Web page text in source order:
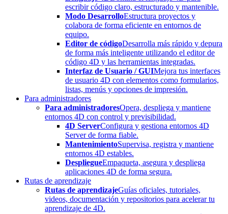
escribir código claro, estructurado y mantenible.
Modo DesarrolloEstructura proyectos y
colabora de forma eficiente en entornos de
equipo.
Editor de códigoDesarrolla más rápido y depura
de forma más inteligente utilizando el editor de
código 4D y las herramientas integradas.
Interfaz de Usuario / GUIMejora tus interfaces
de usuario 4D con elementos como formularios,
listas, menús y opciones de impresión.
Para administradores
Para administradoresOpera, despliega y mantiene
entornos 4D con control y previsibilidad.
4D ServerConfigura y gestiona entornos 4D
Server de forma fiable.
MantenimientoSupervisa, registra y mantiene
entornos 4D estables.
DespliegueEmpaqueta, asegura y despliega
aplicaciones 4D de forma segura.
Rutas de aprendizaje
Rutas de aprendizajeGuías oficiales, tutoriales,
videos, documentación y repositorios para acelerar tu
aprendizaje de 4D.